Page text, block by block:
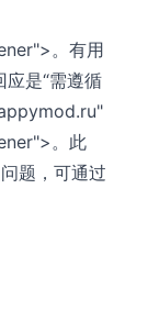
。有用
应是“需遵循
。此
题，可通过